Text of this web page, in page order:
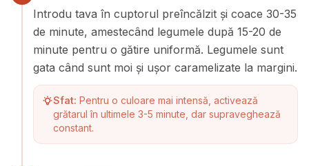
Introdu tava în cuptorul preîncălzit și coace 30-35
de minute, amestecând legumele după 15-20 de
minute pentru o gătire uniformă. Legumele sunt
gata când sunt moi și ușor caramelizate la margini.
Sfat: Pentru o culoare mai intensă, activează
grătarul în ultimele 3-5 minute, dar supraveghează
constant.